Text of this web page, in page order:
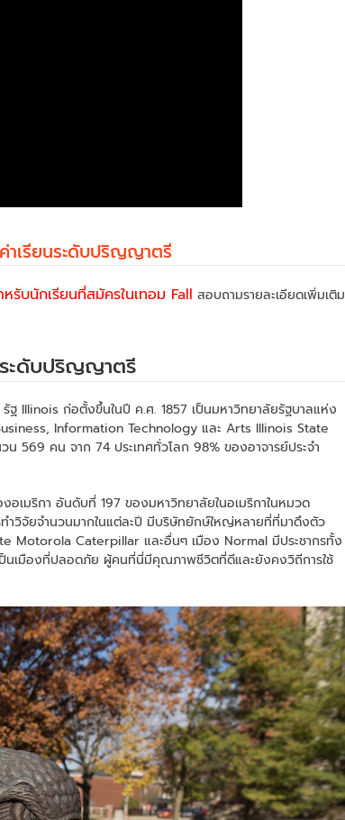
เรียนระดับปริญญาตรี
บนักเรียนที่สมัครในเทอม Fall สอบถามรายละเอียดเพิ่มเติม
ะดับปริญญาตรี
ฐ Illinois ก่อตั้งขึ้นในปี ค.ศ. 1857 เป็นมหาวิทยาลัยรัฐบาลแห่ง
Information Technology และ Arts Illinois State
คน จาก 74 ประเทศทั่วโลก 98% ของอาจารย์ประจำ
อเมริกา อันดับที่ 197 ของมหาวิทยาลัยในอเมริกาในหมวด
วิจัยจำนวนมากในแต่ละปี มีบริษัทยักษ์ใหญ่หลายที่ที่มาดึงตัว
Motorola Caterpillar และอื่นๆ เมือง Normal มีประชากรทั้ง
นเมืองที่ปลอดภัย ผู้คนที่นี่มีคุณภาพชีวิตที่ดีและยังคงวิถีการใช้